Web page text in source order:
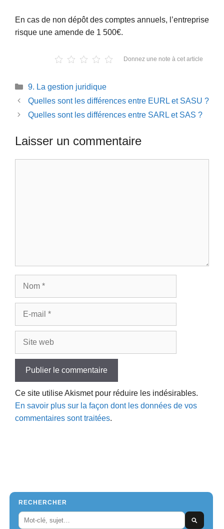
En cas de non dépôt des comptes annuels, l’entreprise
risque une amende de 1 500€.
Donnez une note à cet article
Catégories
9. La gestion juridique
Quelles sont les différences entre EURL et SASU ?
Quelles sont les différences entre SARL et SAS ?
Laisser un commentaire
Ce site utilise Akismet pour réduire les indésirables.
En savoir plus sur la façon dont les données de vos
commentaires sont traitées.
RECHERCHER